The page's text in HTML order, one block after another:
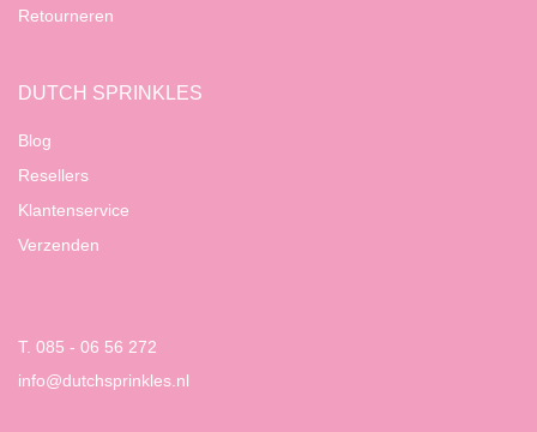
Retourneren
DUTCH SPRINKLES
Blog
Resellers
Klantenservice
Verzenden
T. 085 - 06 56 272
info@dutchsprinkles.nl